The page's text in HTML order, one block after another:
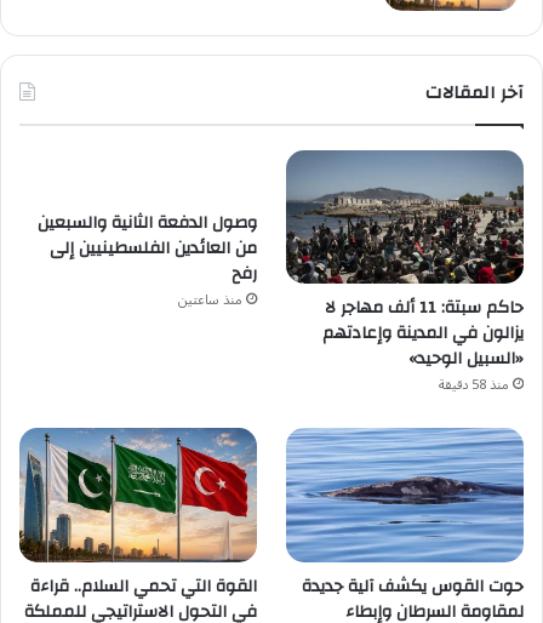
آخر المقالات
حاكم سبتة: 11 ألف مهاجر لا
يزالون في المدينة وإعادتهم
«السبيل الوحيد»
منذ 58 دقيقة
وصول الدفعة الثانية والسبعين
من العائدين الفلسطينيين إلى
رفح
منذ ساعتين
حوت القوس يكشف آلية جديدة
لمقاومة السرطان وإبطاء
القوة التي تحمي السلام.. قراءة
في التحول الاستراتيجي للمملكة